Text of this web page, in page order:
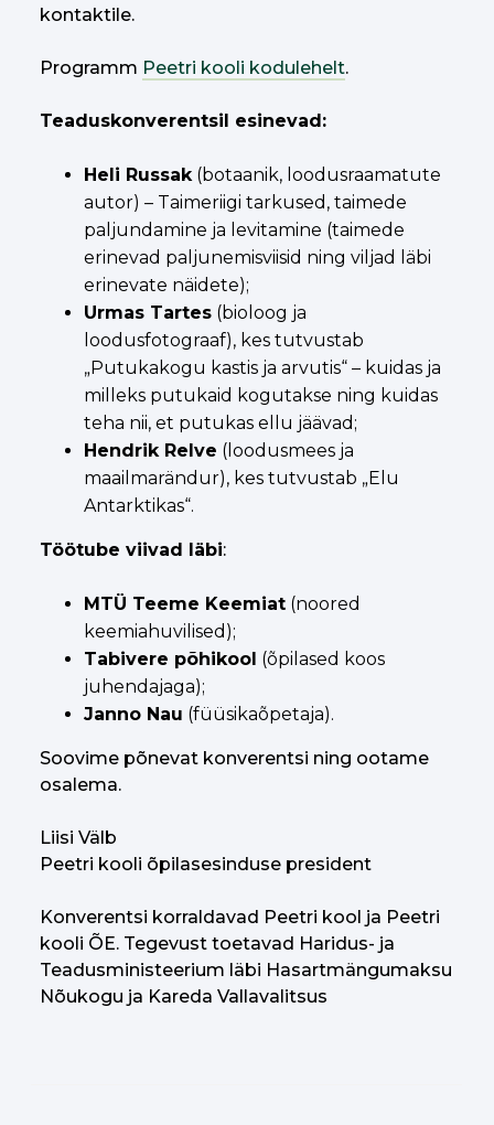
kontaktile.
Programm Peetri kooli kodulehelt.
Teaduskonverentsil esinevad:
Heli Russak(botaanik, loodusraamatute
autor) – Taimeriigi tarkused, taimede
paljundamine ja levitamine (taimede
erinevad paljunemisviisid ning viljad läbi
erinevate näidete);
Urmas Tartes (bioloog ja
loodusfotograaf), kes tutvustab
„Putukakogu kastis ja arvutis“ – kuidas ja
milleks putukaid kogutakse ning kuidas
teha nii, et putukas ellu jäävad;
Hendrik Relve (loodusmees ja
maailmarändur), kes tutvustab „Elu
Antarktikas“.
Töötube viivad läbi:
MTÜ Teeme Keemiat (noored
keemiahuvilised);
Tabivere põhikool (õpilased koos
juhendajaga);
Janno Nau (füüsikaõpetaja).
Soovime põnevat konverentsi ning ootame
osalema.
Liisi Välb
Peetri kooli õpilasesinduse president
Konverentsi korraldavad Peetri kool ja Peetri
kooli ÕE. Tegevust toetavad Haridus- ja
Teadusministeerium läbi Hasartmängumaksu
Nõukogu ja Kareda Vallavalitsus